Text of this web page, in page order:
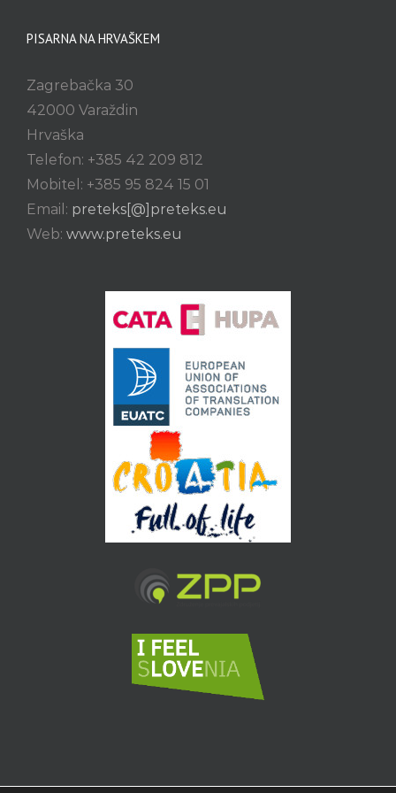
PISARNA NA HRVAŠKEM
Zagrebačka 30
42000 Varaždin
Hrvaška
Telefon: +385 42 209 812
Mobitel: +385 95 824 15 01
Email: preteks[@]preteks.eu
Web: www.preteks.eu